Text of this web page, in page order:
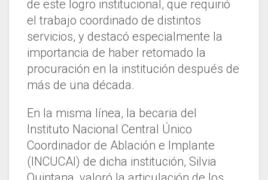
de este logro institucional, que requirió
el trabajo coordinado de distintos
servicios, y destacó especialmente la
importancia de haber retomado la
procuración en la institución después de
más de una década.
En la misma línea, la becaria del
Instituto Nacional Central Único
Coordinador de Ablación e Implante
(INCUCAI) de dicha institución, Silvia